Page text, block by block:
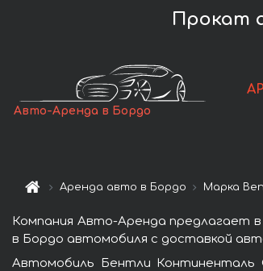
Прокат
Авто-Аренда в Бордо
Аренда авто в Бордо Марка
Компания Авто-Аренда предлагает
в Бордо автомобиля с доставкой
Автомобиль Бентли Континенталь